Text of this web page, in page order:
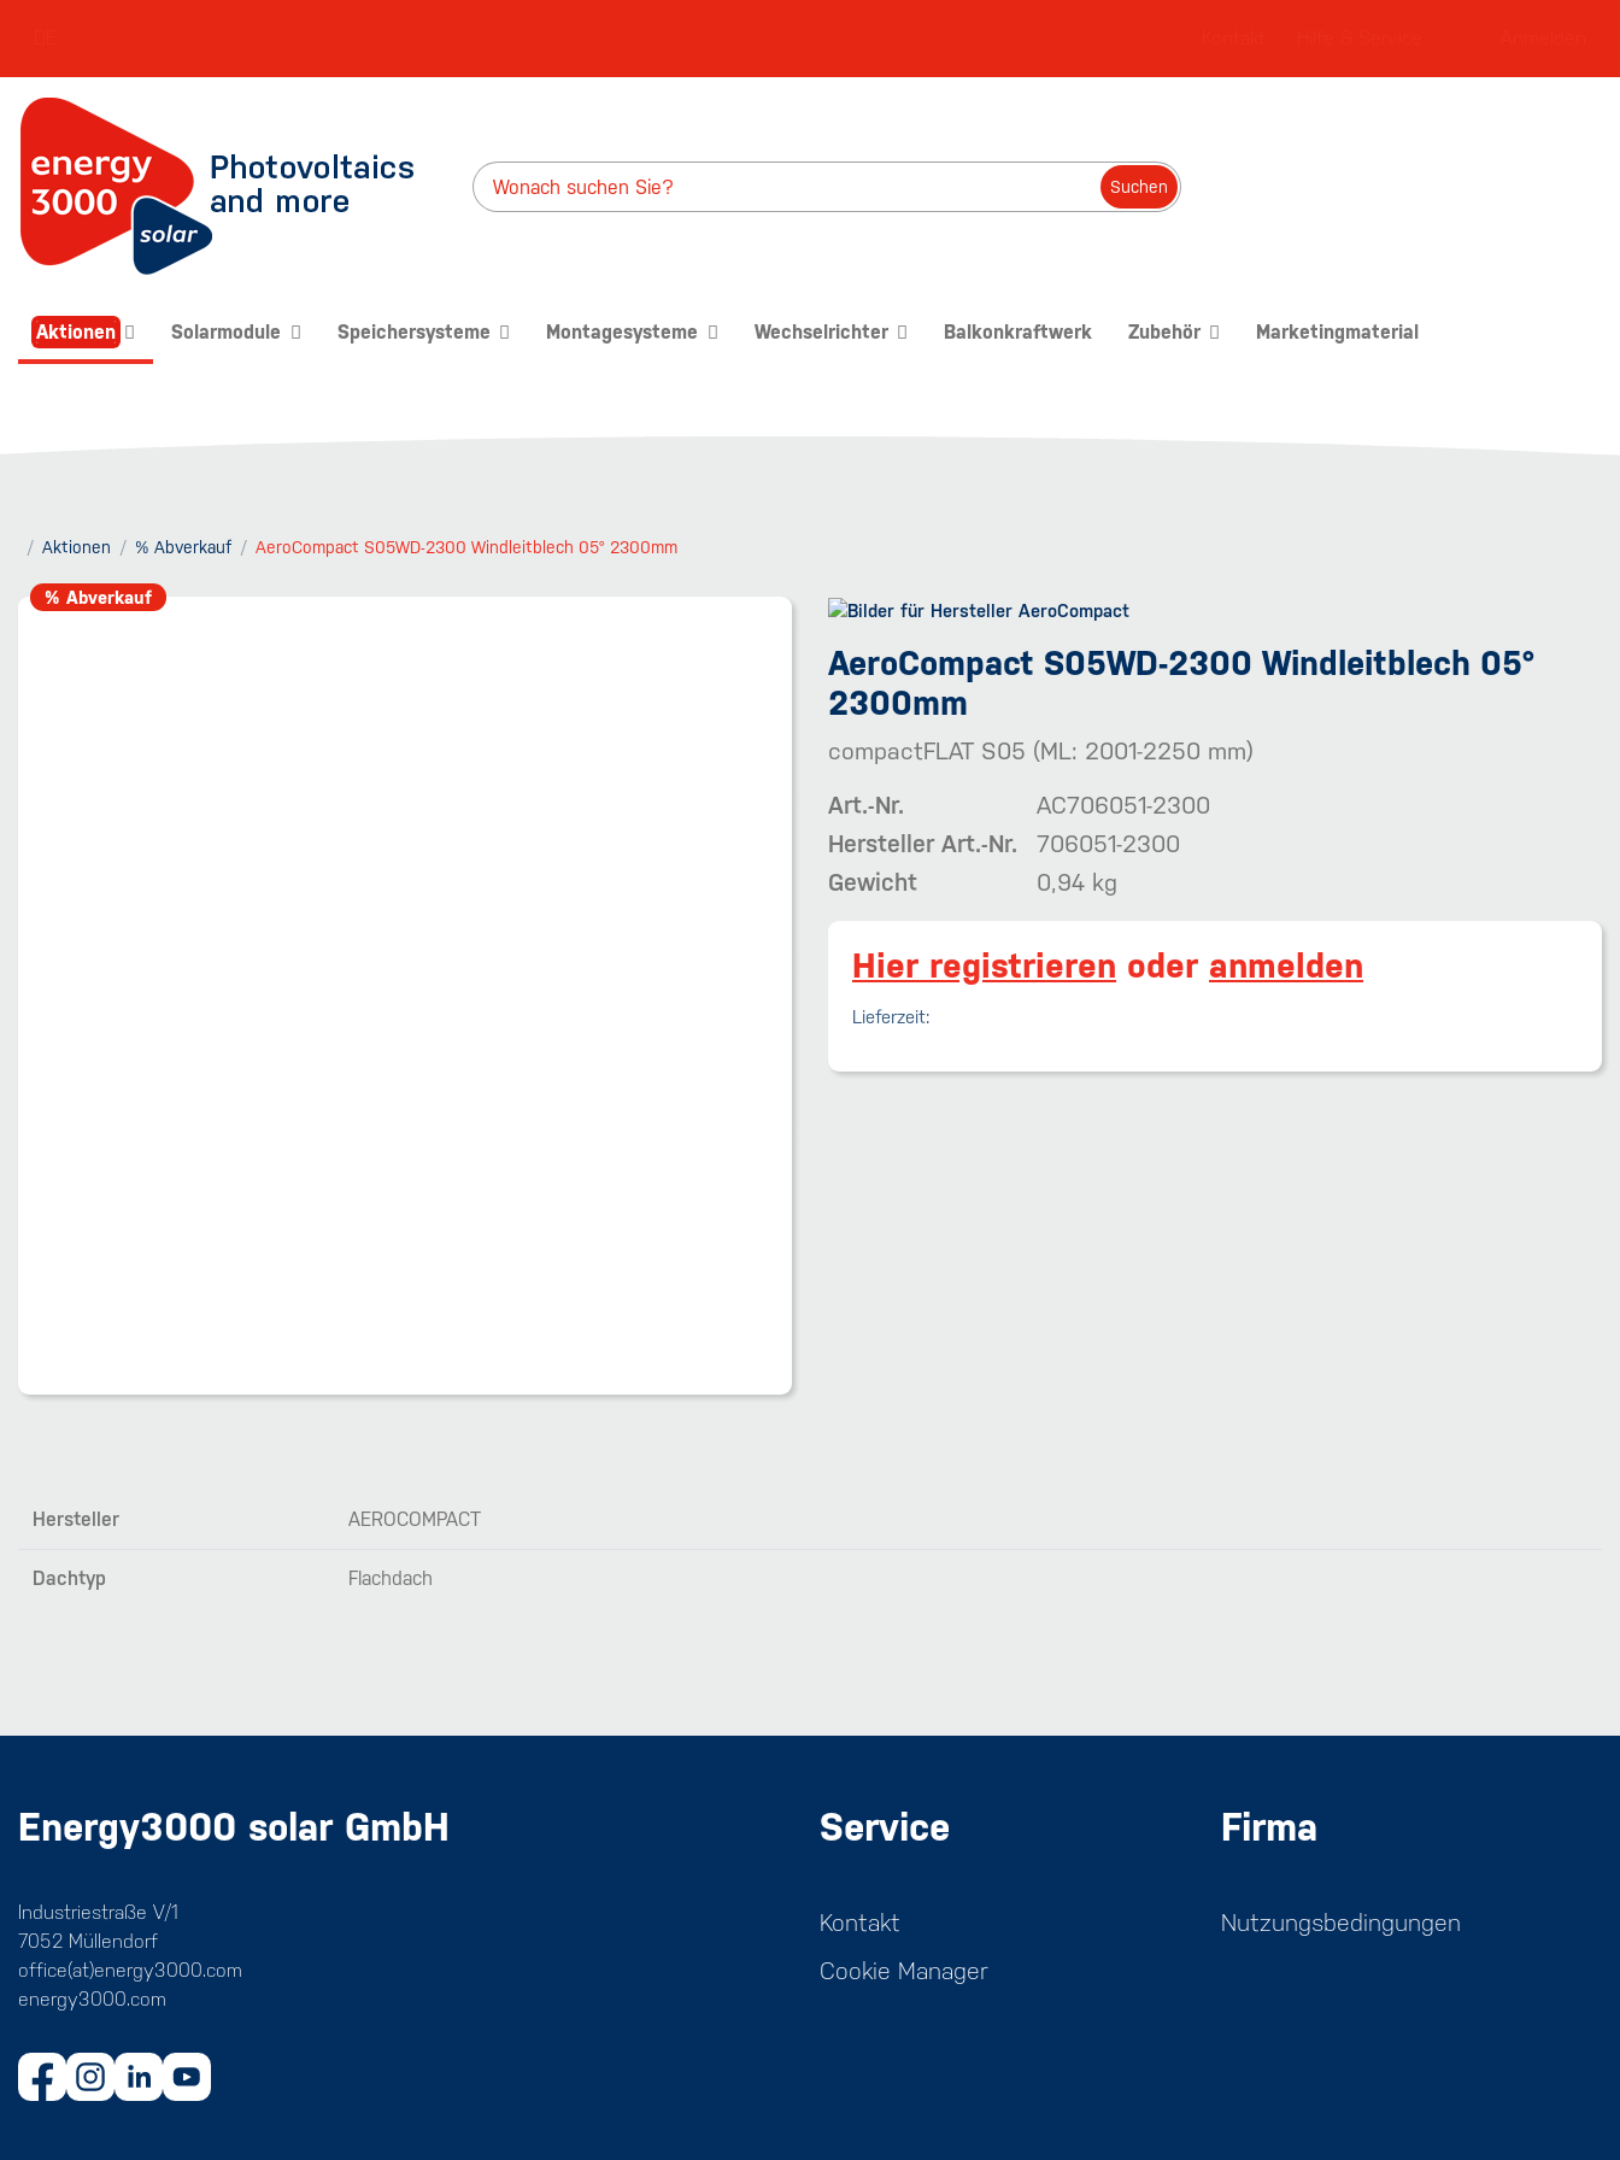
Suchen
Aktionen Solarmodule Speichersysteme Montagesysteme Wechselrichter Balkonkraftwerk Zubehör Marketingmaterial
Aktionen % Abverkauf AeroCompact S05WD-2300 Windleitblech 05° 2300mm
% Abverkauf
AeroCompact S05WD-2300 Windleitblech 05°
2300mm
compactFLAT S05 (ML: 2001-2250 mm)
Art.-Nr.
AC706051-2300
Hersteller Art.-Nr.
706051-2300
Gewicht
0,94 kg
Hier registrieren oder anmelden
Lieferzeit:
Hersteller AEROCOMPACT
Dachtyp Flachdach
Energy3000 solar GmbH
Industriestraße V/1
7052 Müllendorf
office(at)energy3000.com
energy3000.com
Service
Kontakt
Cookie Manager
Firma
Nutzungsbedingungen